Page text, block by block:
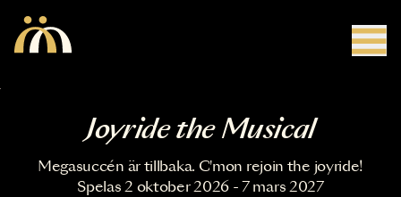
Joyride the Musical
Megasuccén är tillbaka. C'mon rejoin the joyride!
Spelas 2 oktober 2026 - 7 mars 2027